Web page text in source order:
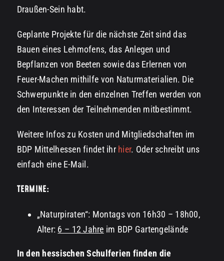
Draußen-Sein habt.
Geplante Projekte für die nächste Zeit sind das
Bauen eines Lehmofens, das Anlegen und
Bepflanzen von Beeten sowie das Erlernen von
Feuer-Machen mithilfe von Naturmaterialien. Die
Schwerpunkte in den einzelnen Treffen werden von
den Interessen der Teilnehmenden mitbestimmt.
Weitere Infos zu Kosten und Mitgliedschaften im
BDP Mittelhessen findet ihr hier. Oder schreibt uns
einfach eine E-Mail.
TERMINE:
„Naturpiraten“: Montags von 16h30 – 18h00,
Alter: 6 – 12 Jahre im BDP Gartengelände
In den hessischen Schulferien finden die